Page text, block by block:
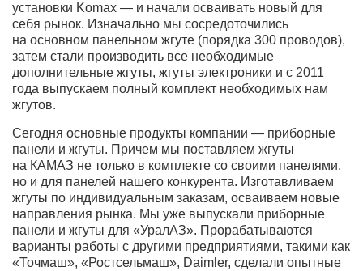
установки Komax — и начали осваивать новый для
себя рынок. Изначально мы сосредоточились
на основном панельном жгуте (порядка 300 проводов),
затем стали производить все необходимые
дополнительные жгуты, жгуты электроники и с 2011
года выпускаем полный комплект необходимых нам
жгутов.
Сегодня основные продукты компании — приборные
панели и жгуты. Причем мы поставляем жгуты
на КАМАЗ не только в комплекте со своими панелями,
но и для панелей нашего конкурента. Изготавливаем
жгуты по индивидуальным заказам, осваиваем новые
направления рынка. Мы уже выпускали приборные
панели и жгуты для «УралАЗ». Прорабатываются
варианты работы с другими предприятиями, такими как
«Точмаш», «Ростсельмаш», Daimler, сделали опытные